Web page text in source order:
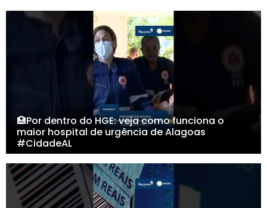
🏥Por dentro do HGE: veja como funciona o
maior hospital de urgência de Alagoas
#CidadeAL